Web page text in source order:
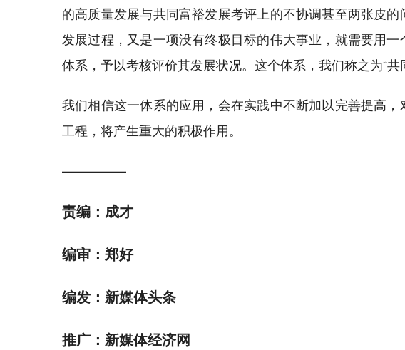
的高质量发展与共同富裕发展考评上的不协调甚至两张皮
发展过程，又是一项没有终极目标的伟大事业，就需要用
体系，予以考核评价其发展状况。这个体系，我们称之为“共
我们相信这一体系的应用，会在实践中不断加以完善提高
工程，将产生重大的积极作用。
—————
责编：成才
编审：郑好
编发：新媒体头条
推广：新媒体经济网